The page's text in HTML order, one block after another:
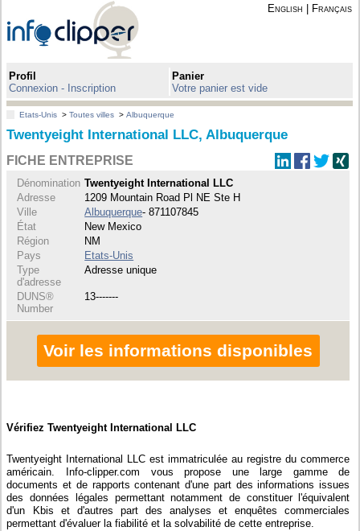
English Français
Profil
Connexion - Inscription
Panier
Votre panier est vide
Etats-Unis >Toutes villes >Albuquerque
Twentyeight International LLC, Albuquerque
FICHE ENTREPRISE
Dénomination Twentyeight International LLC
Adresse
1209 Mountain Road Pl NE Ste H
Ville
Albuquerque- 871107845
État
New Mexico
Région
NM
Pays
Etats-Unis
Type
d'adresse
Adresse unique
DUNS®
Number
13-------
Voir les informations disponibles
Vérifiez Twentyeight International LLC
Twentyeight International LLC est immatriculée au registre du commerce
américain. Info-clipper.com vous propose une large gamme de
documents et de rapports contenant d'une part des informations issues
des données légales permettant notamment de constituer l'équivalent
d'un Kbis et d'autres part des analyses et enquêtes commerciales
permettant d'évaluer la fiabilité et la solvabilité de cette entreprise.